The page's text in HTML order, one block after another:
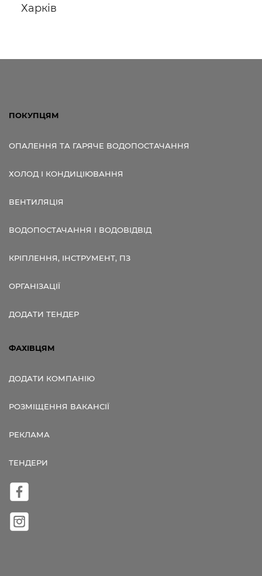
Харків
ПОКУПЦЯМ
ОПАЛЕННЯ ТА ГАРЯЧЕ ВОДОПОСТАЧАННЯ
ХОЛОД І КОНДИЦІЮВАННЯ
ВЕНТИЛЯЦІЯ
ВОДОПОСТАЧАННЯ І ВОДОВІДВІД
КРІПЛЕННЯ, ІНСТРУМЕНТ, ПЗ
ОРГАНІЗАЦІЇ
ДОДАТИ ТЕНДЕР
ФАХІВЦЯМ
ДОДАТИ КОМПАНІЮ
РОЗМІЩЕННЯ ВАКАНСІЇ
РЕКЛАМА
ТЕНДЕРИ